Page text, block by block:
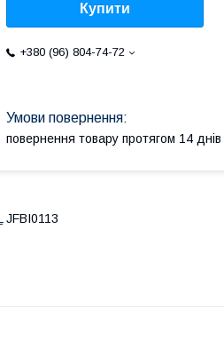
Купити
+380 (96) 804-74-72
повернення товару протягом 14 днів
JFBI0113